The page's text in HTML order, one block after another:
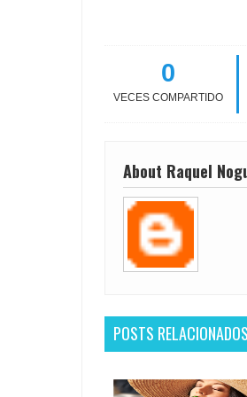
0
VECES COMPARTIDO
About Raquel
POSTS RELACIONADOS